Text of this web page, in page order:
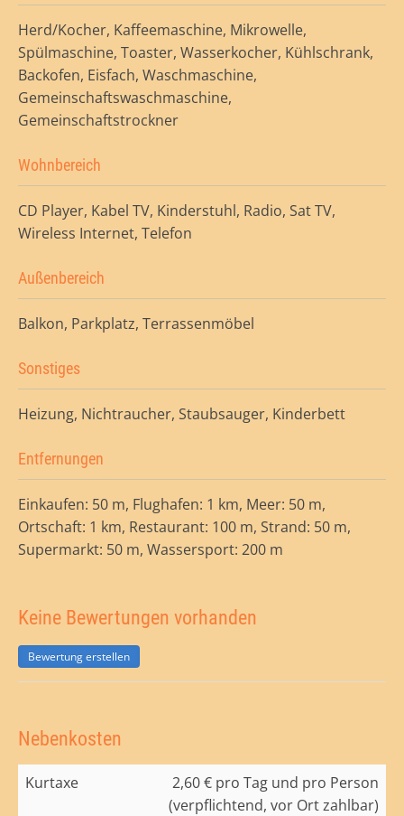
Herd/Kocher, Kaffeemaschine, Mikrowelle,
Spülmaschine, Toaster, Wasserkocher, Kühlschrank,
Backofen, Eisfach, Waschmaschine,
Gemeinschaftswaschmaschine,
Gemeinschaftstrockner
Wohnbereich
CD Player, Kabel TV, Kinderstuhl, Radio, Sat TV,
Wireless Internet, Telefon
Außenbereich
Balkon, Parkplatz, Terrassenmöbel
Sonstiges
Heizung, Nichtraucher, Staubsauger, Kinderbett
Entfernungen
Einkaufen: 50 m, Flughafen: 1 km, Meer: 50 m,
Ortschaft: 1 km, Restaurant: 100 m, Strand: 50 m,
Supermarkt: 50 m, Wassersport: 200 m
Keine Bewertungen vorhanden
Bewertung erstellen
Nebenkosten
Kurtaxe
2,60 € pro Tag und pro Person
(verpflichtend, vor Ort zahlbar)